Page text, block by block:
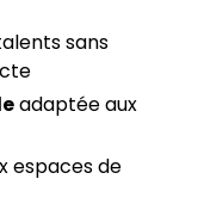
sans
adaptée aux
espaces de